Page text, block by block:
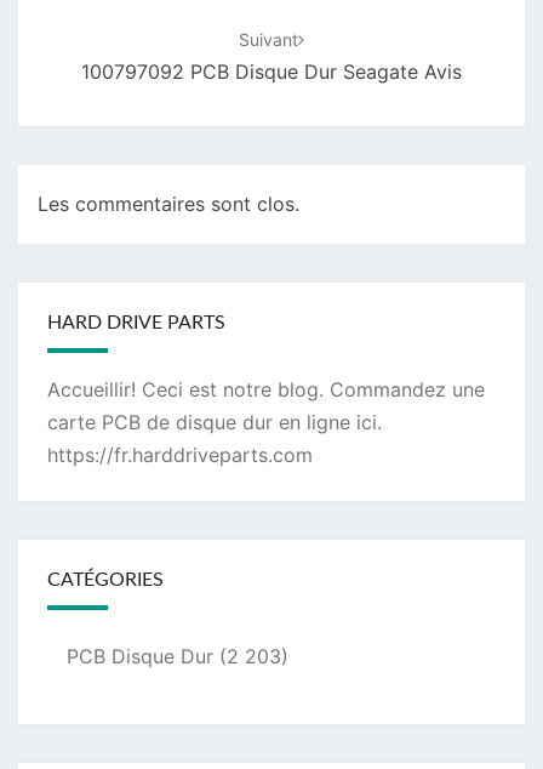
Suivant
100797092 PCB Disque Dur Seagate Avis
Les commentaires sont clos.
HARD DRIVE PARTS
Accueillir! Ceci est notre blog. Commandez une
carte PCB de disque dur en ligne ici.
https://fr.harddriveparts.com
CATÉGORIES
PCB Disque Dur (2 203)